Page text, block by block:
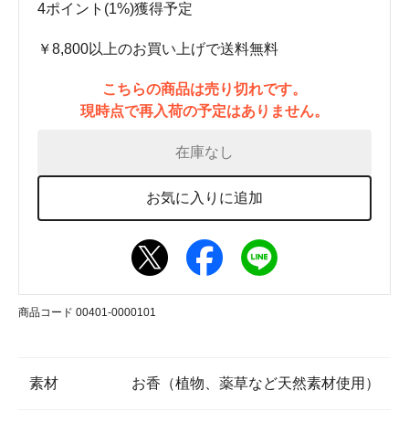
4ポイント(1%)獲得予定
￥8,800以上のお買い上げで送料無料
こちらの商品は売り切れです。
現時点で再入荷の予定はありません。
在庫なし
お気に入りに追加
商品コード 00401-0000101
素材 お香（植物、薬草など天然素材使用）